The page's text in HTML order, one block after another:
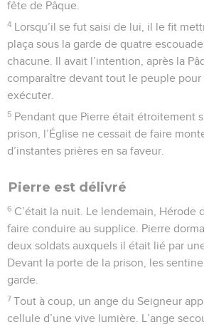
fête de Pâque.
4 Lorsqu’il se fut saisi de lui, il le fit
plaça sous la garde de quatre
chacune. Il avait l’intention, après la
comparaître devant tout le peuple
exécuter.
5 Pendant que Pierre était étroitement
prison, l’Église ne cessait de faire
d’instantes prières en sa faveur.
Pierre est délivré
6 C’était la nuit. Le lendemain, Hérode
faire conduire au supplice. Pierre
deux soldats auxquels il était lié par
Devant la porte de la prison, les
garde.
7 Tout à coup, un ange du Seigneur
cellule d’une vive lumière. L’ange